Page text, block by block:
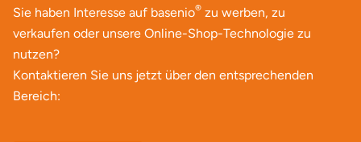
Sie haben Interesse auf basenio® zu werben, zu
verkaufen oder unsere Online-Shop-Technologie zu
nutzen?
Kontaktieren Sie uns jetzt über den entsprechenden
Bereich:
Märkisch-Oderland